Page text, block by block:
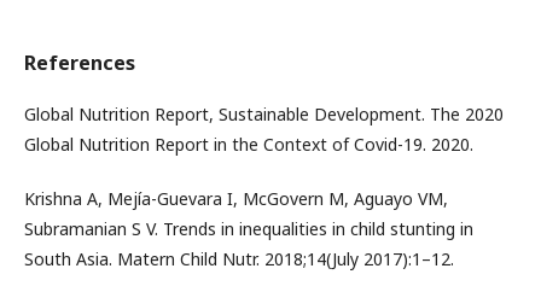
References
Global Nutrition Report, Sustainable Development. The 2020
Global Nutrition Report in the Context of Covid-19. 2020.
Krishna A, Mejía-Guevara I, McGovern M, Aguayo VM,
Subramanian S V. Trends in inequalities in child stunting in
South Asia. Matern Child Nutr. 2018;14(July 2017):1–12.